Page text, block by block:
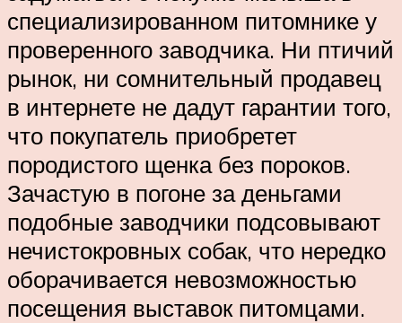
специализированном питомнике у
проверенного заводчика. Ни птичий
рынок, ни сомнительный продавец
в интернете не дадут гарантии того,
что покупатель приобретет
породистого щенка без пороков.
Зачастую в погоне за деньгами
подобные заводчики подсовывают
нечистокровных собак, что нередко
оборачивается невозможностью
посещения выставок питомцами.